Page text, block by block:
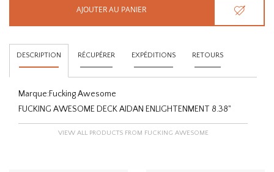
AJOUTER AU PANIER
DESCRIPTION RÉCUPÉRER EXPÉDITIONS RETOURS
Marque:Fucking Awesome
FUCKING AWESOME DECK AIDAN ENLIGHTENMENT 8.38"
VIEW ALL PRODUCTS FROM FUCKING AWESOME